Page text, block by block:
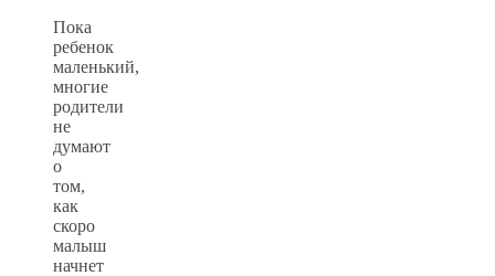
Пока
ребенок
маленький,
многие
родители
не
думают
о
том,
как
скоро
малыш
начнет